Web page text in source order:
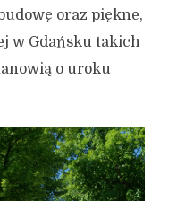
oraz piękne,
w Gdańsku takich
o uroku